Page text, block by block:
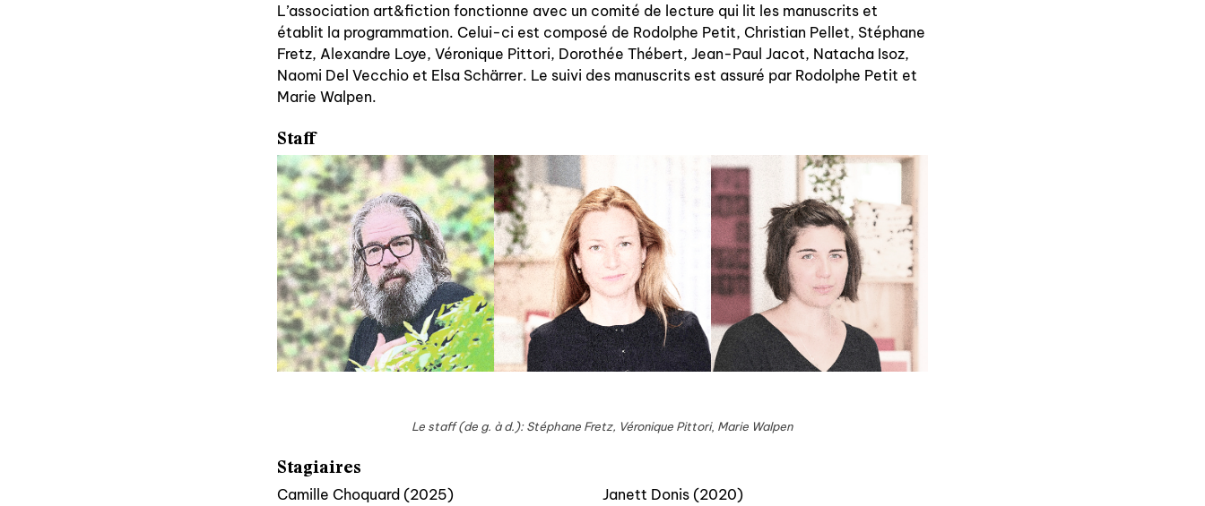
L’association art&fiction fonctionne avec un comité de lecture qui lit les manuscrits et
établit la programmation. Celui-ci est composé de Rodolphe Petit, Christian Pellet, Stéphane
Fretz, Alexandre Loye, Véronique Pittori, Dorothée Thébert, Jean-Paul Jacot, Natacha Isoz,
Naomi Del Vecchio et Elsa Schärrer. Le suivi des manuscrits est assuré par Rodolphe Petit et
Marie Walpen.
Staff
Le staff (de g. à d.):Stéphane Fretz, Véronique Pittori, Marie Walpen
Stagiaires
Camille Choquard (2025)
Janett Donis (2020)